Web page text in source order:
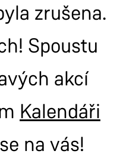
zrušena.
Spoustu
akcí
Kalendáři
na vás!